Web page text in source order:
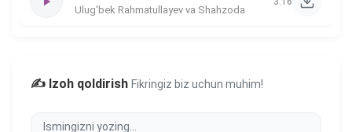
Ulug'bek Rahmatullayev va Shahzoda
✍️ Izoh qoldirish Fikringiz biz uchun muhim!